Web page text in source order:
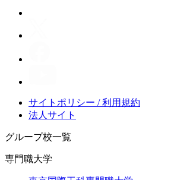
サイトポリシー / 利用規約
法人サイト
グループ校一覧
専門職大学